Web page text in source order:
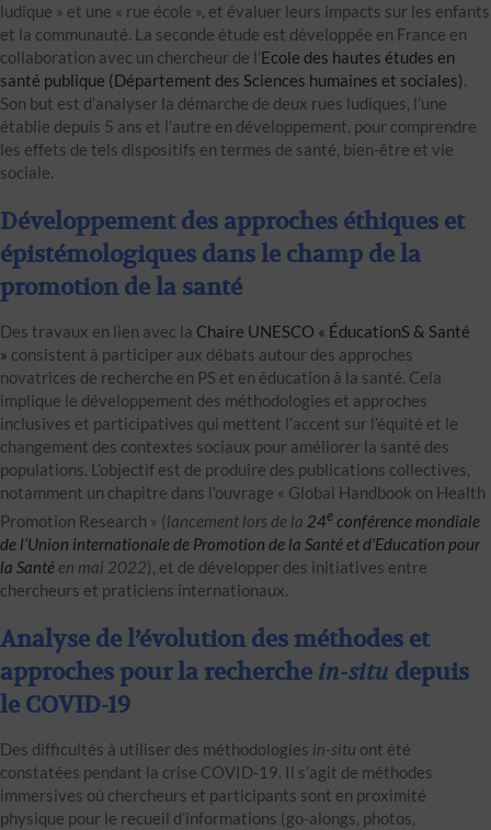
ludique » et une « rue école », et évaluer leurs impacts sur les enfants
et la communauté. La seconde étude est développée en France en
collaboration avec un chercheur de l’Ecole des hautes études en
santé publique (Département des Sciences humaines et sociales).
Son but est d’analyser la démarche de deux rues ludiques, l’une
établie depuis 5 ans et l’autre en développement, pour comprendre
les effets de tels dispositifs en termes de santé, bien-être et vie
sociale.
Développement des approches éthiques et
épistémologiques dans le champ de la
promotion de la santé
Des travaux en lien avec la Chaire UNESCO « ÉducationS & Santé
» consistent à participer aux débats autour des approches
novatrices de recherche en PS et en éducation à la santé. Cela
implique le développement des méthodologies et approches
inclusives et participatives qui mettent l’accent sur l’équité et le
changement des contextes sociaux pour améliorer la santé des
populations. L’objectif est de produire des publications collectives,
notamment un chapitre dans l’ouvrage « Global Handbook on Health
Promotion Research » (lancement lors de la 24e conférence mondiale
de l’Union internationale de Promotion de la Santé et d’Education pour
la Santé en mai 2022), et de développer des initiatives entre
chercheurs et praticiens internationaux.
Analyse de l’évolution des méthodes et
approches pour la recherche in-situ depuis
le COVID-19
Des difficultés à utiliser des méthodologies in-situ ont été
constatées pendant la crise COVID-19. Il s’agit de méthodes
immersives où chercheurs et participants sont en proximité
physique pour le recueil d’informations (go-alongs, photos,